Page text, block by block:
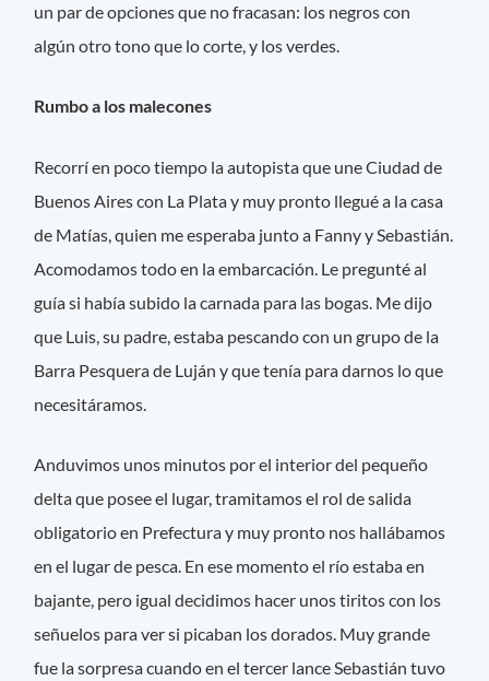
un par de opciones que no fracasan: los negros con
algún otro tono que lo corte, y los verdes.
Rumbo a los malecones
Recorrí en poco tiempo la autopista que une Ciudad de
Buenos Aires con La Plata y muy pronto llegué a la casa
de Matías, quien me esperaba junto a Fanny y Sebastián.
Acomodamos todo en la embarcación. Le pregunté al
guía si había subido la carnada para las bogas. Me dijo
que Luis, su padre, estaba pescando con un grupo de la
Barra Pesquera de Luján y que tenía para darnos lo que
necesitáramos.
Anduvimos unos minutos por el interior del pequeño
delta que posee el lugar, tramitamos el rol de salida
obligatorio en Prefectura y muy pronto nos hallábamos
en el lugar de pesca. En ese momento el río estaba en
bajante, pero igual decidimos hacer unos tiritos con los
señuelos para ver si picaban los dorados. Muy grande
fue la sorpresa cuando en el tercer lance Sebastián tuvo